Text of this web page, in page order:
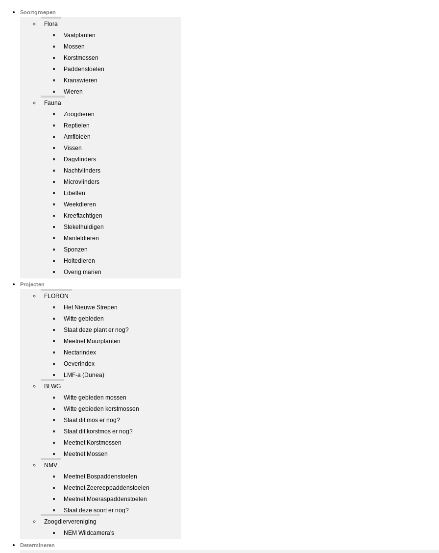
Soortgroepen
Flora
Vaatplanten
Mossen
Korstmossen
Paddenstoelen
Kranswieren
Wieren
Fauna
Zoogdieren
Reptielen
Amfibieën
Vissen
Dagvlinders
Nachtvlinders
Microvlinders
Libellen
Weekdieren
Kreeftachtigen
Stekelhuidigen
Manteldieren
Sponzen
Holtedieren
Overig marien
Projecten
FLORON
Het Nieuwe Strepen
Witte gebieden
Staat deze plant er nog?
Meetnet Muurplanten
Nectarindex
Oeverindex
LMF-a (Dunea)
BLWG
Witte gebieden mossen
Witte gebieden korstmossen
Staat dit mos er nog?
Staat dit korstmos er nog?
Meetnet Korstmossen
Meetnet Mossen
NMV
Meetnet Bospaddenstoelen
Meetnet Zeereeppaddenstoelen
Meetnet Moeraspaddenstoelen
Staat deze soort er nog?
Zoogdiervereniging
NEM Wildcamera's
Determineren